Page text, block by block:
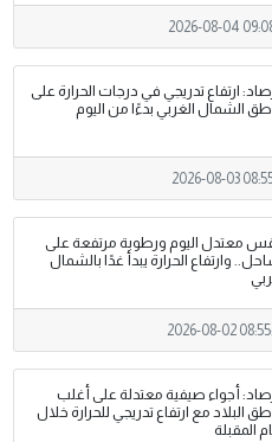
2026-08-04
ارتفاع تدريجي في درجات الحرارة على
الشمال الغربي بدءًا من اليوم
2026-08-03
معتدل اليوم ورطوبة مرتفعة على
وارتفاع الحرارة يبدأ غدًا بالشمال
2026-08-02
أجواء صيفية معتدلة على أغلب
البلاد مع ارتفاع تدريجي للحرارة خلال
المقبلة